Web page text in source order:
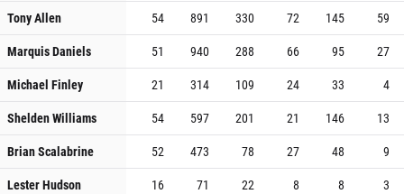
Tony Allen
54 891 330 72 145
59
Marquis Daniels
51 940 288 66 95
27
Michael Finley
21 314 109 24 33
4
Shelden Williams
54 597 201 21 146
13
Brian Scalabrine
52 473 78 27 48
9
Lester Hudson
16 71 22 8 8
3